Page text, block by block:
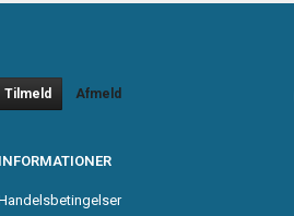
Tilmeld Afmeld
INFORMATIONER